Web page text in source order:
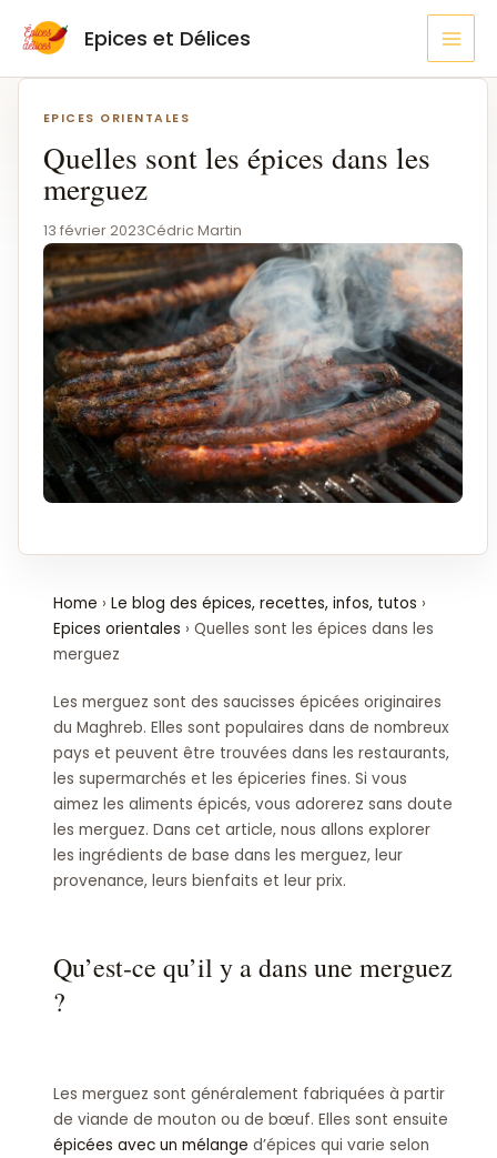
Epices et Délices
EPICES ORIENTALES
Quelles sont les épices dans les
merguez
13 février 2023Cédric Martin
Home › Le blog des épices, recettes, infos, tutos ›
Epices orientales › Quelles sont les épices dans les
merguez
Les merguez sont des saucisses épicées originaires
du Maghreb. Elles sont populaires dans de nombreux
pays et peuvent être trouvées dans les restaurants,
les supermarchés et les épiceries fines. Si vous
aimez les aliments épicés, vous adorerez sans doute
les merguez. Dans cet article, nous allons explorer
les ingrédients de base dans les merguez, leur
provenance, leurs bienfaits et leur prix.
Qu’est-ce qu’il y a dans une merguez
?
Les merguez sont généralement fabriquées à partir
de viande de mouton ou de bœuf. Elles sont ensuite
épicées avec un mélange d’épices qui varie selon
de